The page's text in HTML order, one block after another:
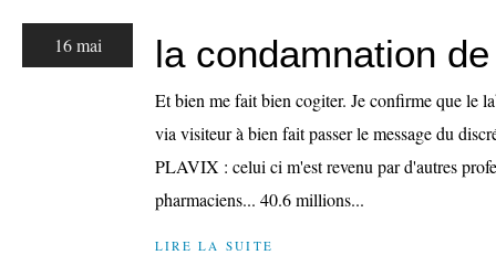
16 mai la condamnation
Et bien me fait bien cogiter. Je confirme que le
via visiteur à bien fait passer le message du
PLAVIX : celui ci m'est revenu par d'autres
pharmaciens... 40.6 millions...
LIRE LA SUITE